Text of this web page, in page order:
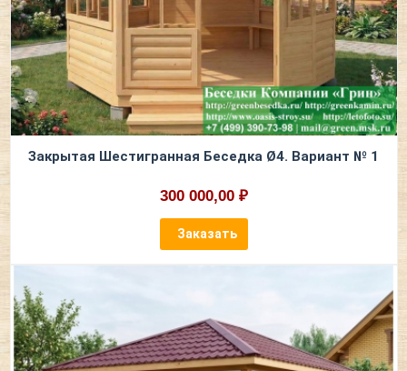
Закрытая Шестигранная Беседка Ø4. Вариант № 1
300 000,00 ₽
Заказать